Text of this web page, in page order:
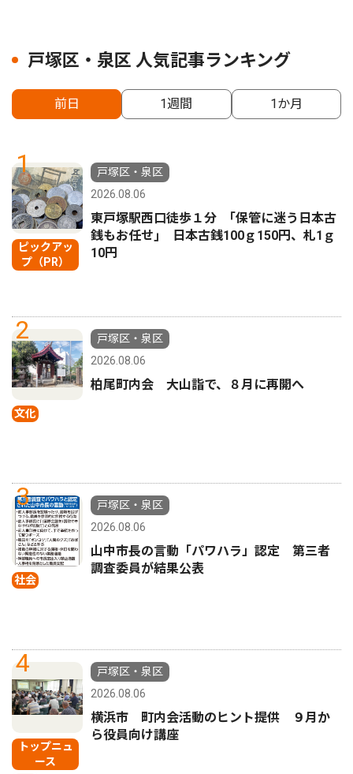
戸塚区・泉区 人気記事ランキング
前日 1週間 1か月
1
ピックアッ
プ（PR）
戸塚区・泉区
2026.08.06
東戸塚駅西口徒歩１分 ｢保管に迷う日本古
銭もお任せ｣ 日本古銭100ｇ150円、札1ｇ
10円
2
文化
戸塚区・泉区
2026.08.06
柏尾町内会 大山詣で、８月に再開へ
3
社会
戸塚区・泉区
2026.08.06
山中市長の言動「パワハラ」認定 第三者
調査委員が結果公表
4
トップニュ
ース
戸塚区・泉区
2026.08.06
横浜市 町内会活動のヒント提供 ９月か
ら役員向け講座